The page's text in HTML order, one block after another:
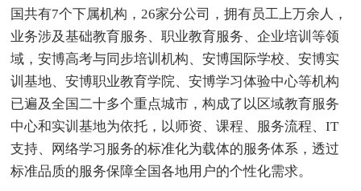
国共有7个下属机构，26家分公司，拥有员工上万余人，
业务涉及基础教育服务、职业教育服务、企业培训等领
域，安博高考与同步培训机构、安博国际学校、安博实
训基地、安博职业教育学院、安博学习体验中心等机构
已遍及全国二十多个重点城市，构成了以区域教育服务
中心和实训基地为依托，以师资、课程、服务流程、IT
支持、网络学习服务的标准化为载体的服务体系，透过
标准品质的服务保障全国各地用户的个性化需求。